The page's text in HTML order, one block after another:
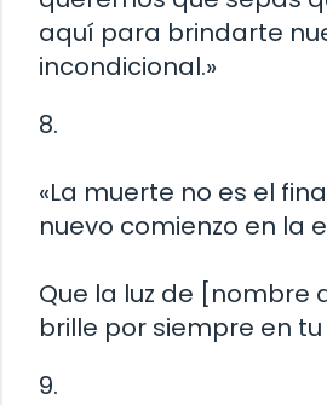
aquí para brindarte
incondicional.»
8.
«La muerte no es el
nuevo comienzo en la
Que la luz de [nombre
brille por siempre en
9.